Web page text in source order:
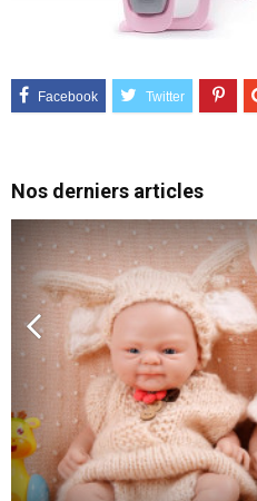
Nos derniers articles